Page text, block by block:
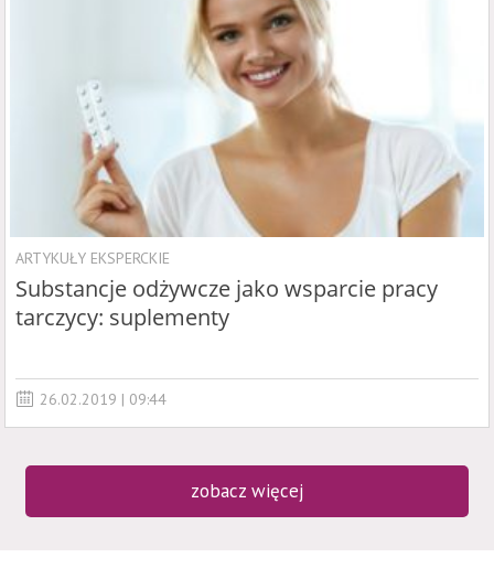
ARTYKUŁY EKSPERCKIE
Substancje odżywcze jako wsparcie pracy
tarczycy: suplementy
26.02.2019 | 09:44
zobacz więcej